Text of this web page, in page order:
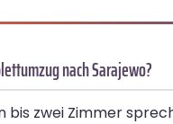
nach Sarajewo?
bis zwei Zimmer